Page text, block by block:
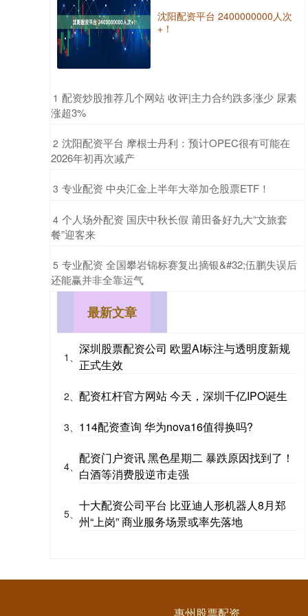
沈阳配资平台 2400000000人次
+！
1 ​配资炒股推荐几个网站 收评|主力合约跌多涨少 尿素
涨超3%
2 ​沈阳配资平台 摩根士丹利：预计OPEC很有可能在
2026年初再次减产
3 ​专业配资 中央汇金上半年大举加仓股票ETF！
4 ​个人场外配资 国庆中秋长假 莆田备好九大“文旅套
餐”迎客来
5 ​专业配资 全国攀岩锦标赛复出摘银&#32;伍鹏失误后
还能赢并非全靠运气
最新文章
1、
深圳股票配资公司 欧盟AI标注与透明度新规
正式生效
2、 配资杠杆官方网站 今天，深圳千亿IPO诞生
3、 114配资查询 华为nova16值得换吗?
4、
配资门户资讯 黑色星期二 暴跌原因找到了！
白酒等消费股逆市走强
5、
十大配资公司平台 比亚迪人形机器人8月郑
州“上岗” 商业服务场景或率先落地
惠州股票配资